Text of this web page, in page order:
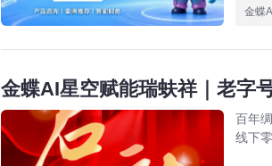
金蝶
金蝶AI星空赋能瑞蚨祥｜老字
百年
线下